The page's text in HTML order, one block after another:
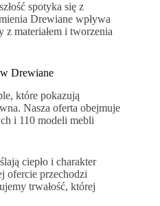
spotyka się z
Drewiane wpływa
z materiałem i tworzenia
Drewiane
które pokazują
Nasza oferta obejmuje
i 110 modeli mebli
ciepło i charakter
ofercie przechodzi
trwałość, której